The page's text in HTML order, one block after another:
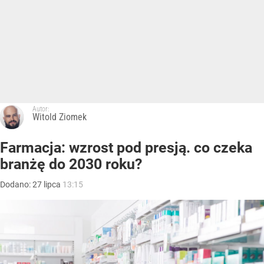
Autor:
Witold Ziomek
Farmacja: wzrost pod presją. co czeka
branżę do 2030 roku?
Dodano:27 lipca 13:15